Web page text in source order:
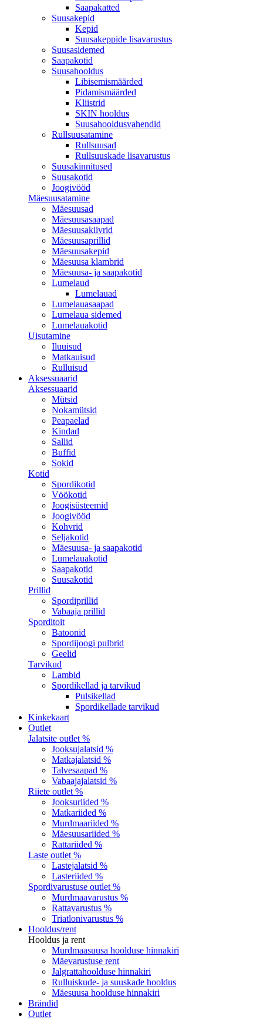
Saapakatted
Suusakepid
Kepid
Suusakeppide lisavarustus
Suusasidemed
Saapakotid
Suusahooldus
Libisemismäärded
Pidamismäärded
Kliistrid
SKIN hooldus
Suusahooldusvahendid
Rullsuusatamine
Rullsuusad
Rullsuuskade lisavarustus
Suusakinnitused
Suusakotid
Joogivööd
Mäesuusatamine
Mäesuusad
Mäesuusasaapad
Mäesuusakiivrid
Mäesuusaprillid
Mäesuusakepid
Mäesuusa klambrid
Mäesuusa- ja saapakotid
Lumelaud
Lumelauad
Lumelauasaapad
Lumelaua sidemed
Lumelauakotid
Uisutamine
Iluuisud
Matkauisud
Rulluisud
Aksessuaarid
Aksessuaarid
Mütsid
Nokamütsid
Peapaelad
Kindad
Sallid
Buffid
Sokid
Kotid
Spordikotid
Vöökotid
Joogisüsteemid
Joogivööd
Kohvrid
Seljakotid
Mäesuusa- ja saapakotid
Lumelauakotid
Saapakotid
Suusakotid
Prillid
Spordiprillid
Vabaaja prillid
Sporditoit
Batoonid
Spordijoogi pulbrid
Geelid
Tarvikud
Lambid
Spordikellad ja tarvikud
Pulsikellad
Spordikellade tarvikud
Kinkekaart
Outlet
Jalatsite outlet %
Jooksujalatsid %
Matkajalatsid %
Talvesaapad %
Vabaajajalatsid %
Riiete outlet %
Jooksuriided %
Matkariided %
Murdmaariided %
Mäesuusariided %
Rattariided %
Laste outlet %
Lastejalatsid %
Lasteriided %
Spordivarustuse outlet %
Murdmaavarustus %
Rattavarustus %
Triatlonivarustus %
Hooldus/rent
Hooldus ja rent
Murdmaasuusa hoolduse hinnakiri
Mäevarustuse rent
Jalgrattahoolduse hinnakiri
Rulluiskude- ja suuskade hooldus
Mäesuusa hoolduse hinnakiri
Brändid
Outlet